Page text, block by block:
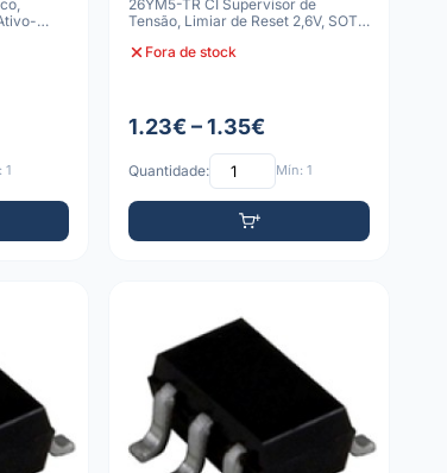
1
26YM5-TR CI Supervisor de
Tensão, Limiar de Reset 2,6V, SOT-
Fora de stock
1.23€ – 1.35€
Quantidade: Mín: 1